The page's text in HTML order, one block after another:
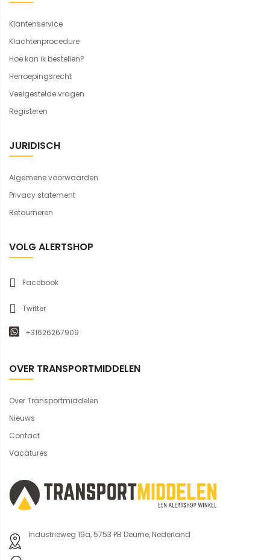
Klantenservice
Klachtenprocedure
Hoe kan ik bestellen?
Herroepingsrecht
Veelgestelde vragen
Registeren
JURIDISCH
Algemene voorwaarden
Privacy statement
Retourneren
VOLG ALERTSHOP
Facebook
Twitter
+31626267909
OVER TRANSPORTMIDDELEN
Over Transportmiddelen
Nieuws
Contact
Vacatures
Industrieweg 19a, 5753 PB Deurne, Nederland